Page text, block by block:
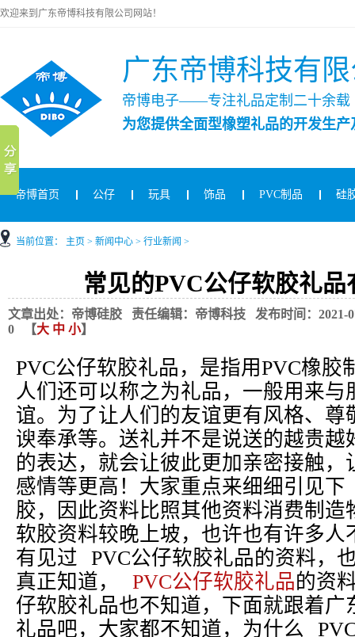
欢迎来到广东帝博科技有限公司网站！
广东帝博科技有
帝博电子——专注礼品定制二十余载
为您提供全面型橡塑礼品的开发生产
帝博首页 公仔 玩具 饰品 PVC制品 硅
当前位置： 主页 > 新闻中心 > 行业新闻 >
常见的PVC公仔软胶礼品
文章出处：帝博硅胶 责任编辑：帝博科技 发布时间：2021-
0 【大 中 小】
PVC公仔软胶礼品，是指用PVC橡胶
人们还可以称之为礼品，一般用来与
谊。为了让人们的友谊更有风格、尊
谀奉承等。送礼并不是说送的越贵越
的表达，就会让彼此更加亲密接触，
感情等更高！大家重点来细细引见
胶，因此资料比照其他资料消费制
软胶资料较晚上坡，也许也有许多人
有见过 PVC公仔软胶礼品的资料，
真正知道， PVC公仔软胶礼品的资
仔软胶礼品也不知道，下面就跟着
礼品吧，大家都不知道，为什么